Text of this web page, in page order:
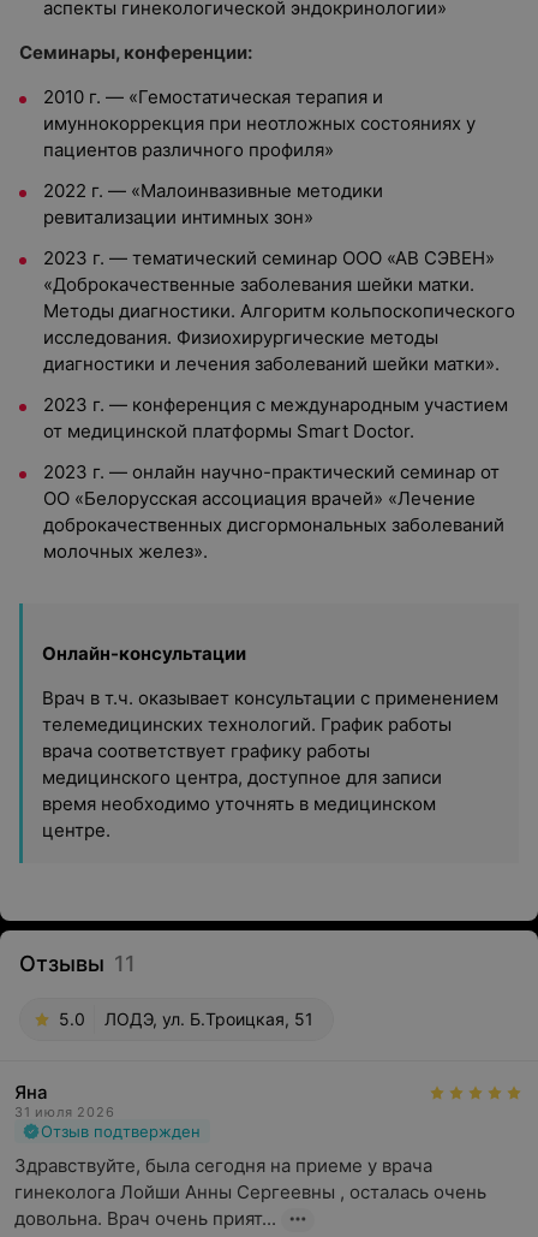
аспекты гинекологической эндокринологии»
Семинары, конференции:
2010 г. — «Гемостатическая терапия и
имуннокоррекция при неотложных состояниях у
пациентов различного профиля»
2022 г. — «Малоинвазивные методики
ревитализации интимных зон»
2023 г. — тематический семинар ООО «АВ СЭВЕН»
«Доброкачественные заболевания шейки матки.
Методы диагностики. Алгоритм кольпоскопического
исследования. Физиохирургические методы
диагностики и лечения заболеваний шейки матки».
2023 г. — конференция с международным участием
от медицинской платформы Smart Doctor.
2023 г. — онлайн научно-практический семинар от
ОО «Белорусская ассоциация врачей» «Лечение
доброкачественных дисгормональных заболеваний
молочных желез».
Онлайн-консультации
Врач в т.ч. оказывает консультации с применением
телемедицинских технологий. График работы
врача соответствует графику работы
медицинского центра, доступное для записи
время необходимо уточнять в медицинском
центре.
Отзывы 11
5.0 ЛОДЭ, ул. Б.Троицкая, 51
Яна
31 июля 2026
Отзыв подтвержден
Здравствуйте, была сегодня на приеме у врача
гинеколога Лойши Анны Сергеевны , осталась очень
довольна. Врач очень прият...